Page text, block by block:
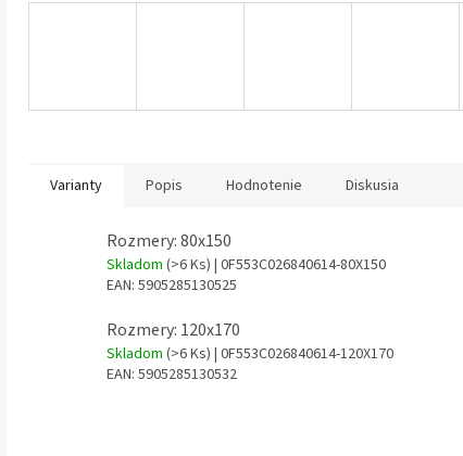
Varianty Popis Hodnotenie Diskusia
Rozmery: 80x150
Skladom (>6 Ks) | 0F553C026840614-80X150
EAN: 5905285130525
Rozmery: 120x170
Skladom (>6 Ks) | 0F553C026840614-120X170
EAN: 5905285130532